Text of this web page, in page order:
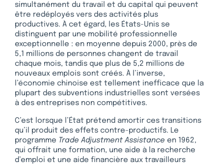
simultanément du travail et du capital qui peuvent
être redéployés vers des activités plus
productives. À cet égard, les États-Unis se
distinguent par une mobilité professionnelle
exceptionnelle : en moyenne depuis 2000, près de
5,1 millions de personnes changent de travail
chaque mois, tandis que plus de 5,2 millions de
nouveaux emplois sont créés. À l’inverse,
l’économie chinoise est tellement inefficace que la
plupart des subventions industrielles sont versées
à des entreprises non compétitives.
C’est lorsque l’État prétend amortir ces transitions
qu’il produit des effets contre-productifs. Le
programme Trade Adjustment Assistance en 1962,
qui offrait une formation, une aide à la recherche
d’emploi et une aide financière aux travailleurs